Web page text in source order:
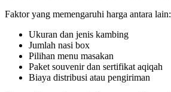
Faktor yang memengaruhi harga antara lain:
Ukuran dan jenis kambing
Jumlah nasi box
Pilihan menu masakan
Paket souvenir dan sertifikat aqiqah
Biaya distribusi atau pengiriman